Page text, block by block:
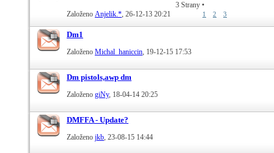
Založeno Anjelik.*‎, 26-12-13 20:21
3 Strany •
1 2 3
Dm1
Založeno Michal_haniccin‎, 19-12-15 17:53
Dm pistols,awp dm
Založeno giNy‎, 18-04-14 20:25
DMFFA - Update?
Založeno jkb‎, 23-08-15 14:44